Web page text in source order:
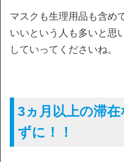
マスクも生理用品も含め
いいという人も多いと思
していってくださいね。
3ヵ月以上の滞
ずに！！